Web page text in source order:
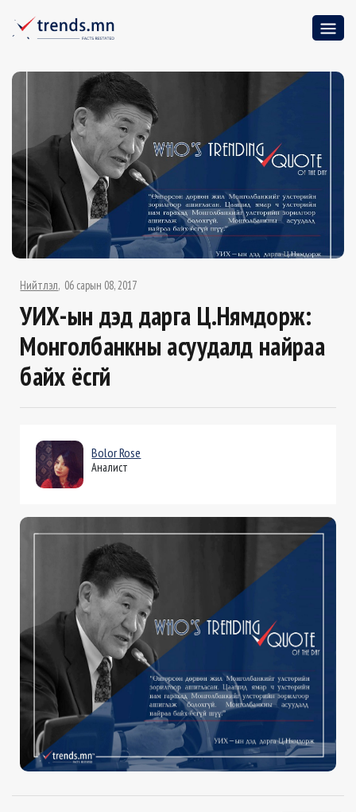
Нийтлэл 06 сарын 08, 2017
УИХ-ын дэд дарга Ц.Нямдорж:
Монголбанкны асуудалд найраа
байх ёсгүй
Bolor Rose
Аналист